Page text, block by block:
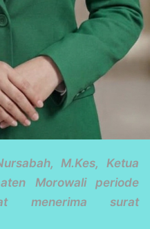
M.Kes, Ketua
Morowali periode
menerima surat